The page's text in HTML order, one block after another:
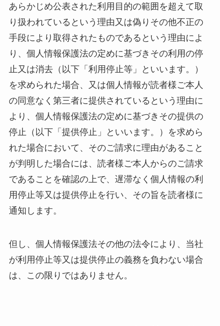
あらかじめ公表された利用目的の範囲を超えて取
り扱われているという理由又は偽りその他不正の
手段により取得されたものであるという理由によ
り、個人情報保護法の定めに基づきその利用の停
止又は消去（以下「利用停止等」といいます。）
を求められた場合、又は個人情報が読者様ご本人
の同意なく第三者に提供されているという理由に
より、個人情報保護法の定めに基づきその提供の
停止（以下「提供停止」といいます。）を求めら
れた場合において、そのご請求に理由があること
が判明した場合には、読者様ご本人からのご請求
であることを確認の上で、遅滞なく個人情報の利
用停止等又は提供停止を行い、その旨を読者様に
通知します。
但し、個人情報保護法その他の法令により、当社
が利用停止等又は提供停止の義務を負わない場合
は、この限りではありません。